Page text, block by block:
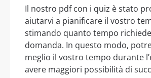
Il nostro pdf con i quiz è stato
aiutarvi a pianificare il vostro
stimando quanto tempo
domanda. In questo modo,
meglio il vostro tempo durante
avere maggiori possibilità di